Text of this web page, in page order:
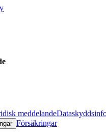
meddelande
Försäkringar